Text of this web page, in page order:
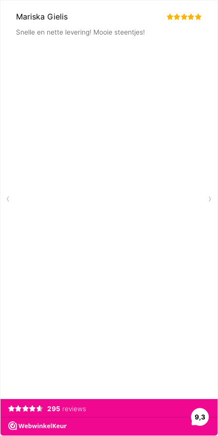
Mariska Gielis
Snelle en nette levering! Mooie steentjes!
‹ ›
295 reviews
9,3